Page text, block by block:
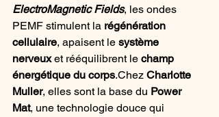
ElectroMagnetic Fields, les ondes
PEMF stimulent la régénération
cellulaire, apaisent le système
nerveux et rééquilibrent le champ
énergétique du corps.Chez Charlotte
Muller, elles sont la base du Power
Mat, une technologie douce qui